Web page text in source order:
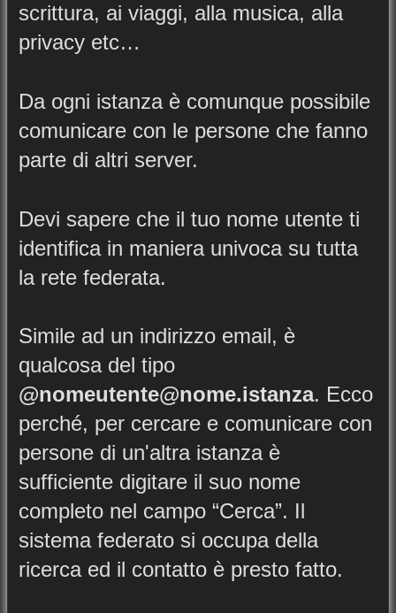
scrittura, ai viaggi, alla musica, alla
privacy etc…
Da ogni istanza è comunque possibile
comunicare con le persone che fanno
parte di altri server.
Devi sapere che il tuo nome utente ti
identifica in maniera univoca su tutta
la rete federata.
Simile ad un indirizzo email, è
qualcosa del tipo
@nomeutente@nome.istanza. Ecco
perché, per cercare e comunicare con
persone di un'altra istanza è
sufficiente digitare il suo nome
completo nel campo “Cerca”. Il
sistema federato si occupa della
ricerca ed il contatto è presto fatto.